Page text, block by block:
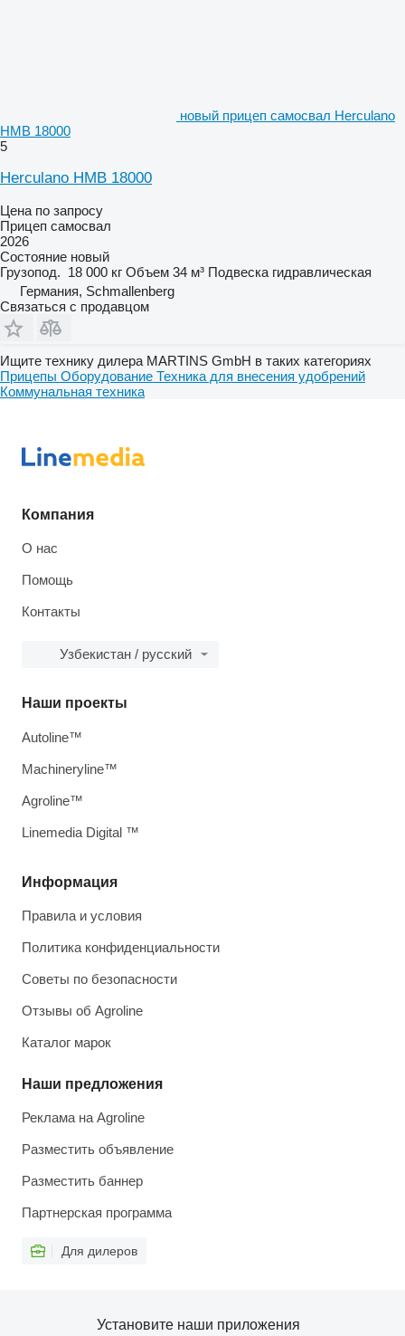
новый прицеп самосвал Herculano
HMB 18000
5
Herculano HMB 18000
Цена по запросу
Прицеп самосвал
2026
Состояние новый
Грузопод. 18 000 кг Объем 34 м³ Подвеска гидравлическая
Германия, Schmallenberg
Связаться с продавцом
Ищите технику дилера MARTINS GmbH в таких категориях
Прицепы Оборудование Техника для внесения удобрений
Коммунальная техника
Компания
О нас
Помощь
Контакты
Узбекистан / русский
Информация
Правила и условия
Политика конфиденциальности
Советы по безопасности
Отзывы об Agroline
Каталог марок
Наши предложения
Реклама на Agroline
Разместить объявление
Разместить баннер
Партнерская программа
Для дилеров
Наши проекты
Autoline™
Machineryline™
Agroline™
Linemedia Digital ™
Установите наши приложения